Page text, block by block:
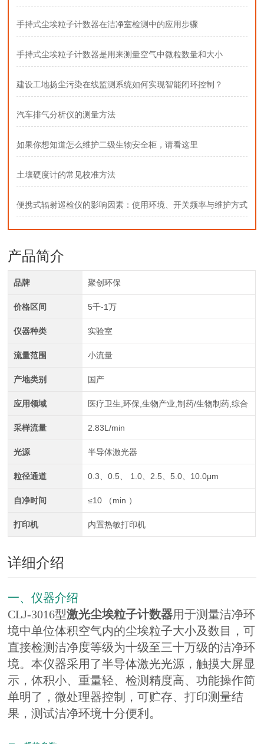
手持式尘埃粒子计数器在洁净室检测中的应用步骤
手持式尘埃粒子计数器是用来测量空气中微粒数量和大小
建设工地扬尘污染在线监测系统如何实现智能闭环控制？
汽车排气分析仪的测量方法
如果你想知道怎么维护二级生物安全柜，请看这里
土壤硬度计的常见校准方法
便携式辐射巡检仪的影响因素：使用环境、开关频率与维护方式
产品简介
品牌 聚创环保
价格区间 5千-1万
仪器种类 实验室
流量范围 小流量
产地类别 国产
应用领域 医疗卫生,环保,生物产业,制药/生物制药,综合
采样流量 2.83L/min
光源 半导体激光器
粒径通道 0.3、0.5、 1.0、2.5、5.0、10.0μm
自净时间 ≤10 （min ）
打印机 内置热敏打印机
详细介绍
一、仪器介绍
CLJ-3016型激光尘埃粒子计数器用于测量洁净环
境中单位体积空气内的尘埃粒子大小及数目，可
直接检测洁净度等级为十级至三十万级的洁净环
境。本仪器采用了半导体激光光源，触摸大屏显
示，体积小、重量轻、检测精度高、功能操作简
单明了，微处理器控制，可贮存、打印测量结
果，测试洁净环境十分便利。